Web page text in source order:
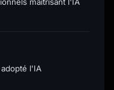
maîtrisant l'IA
l'IA